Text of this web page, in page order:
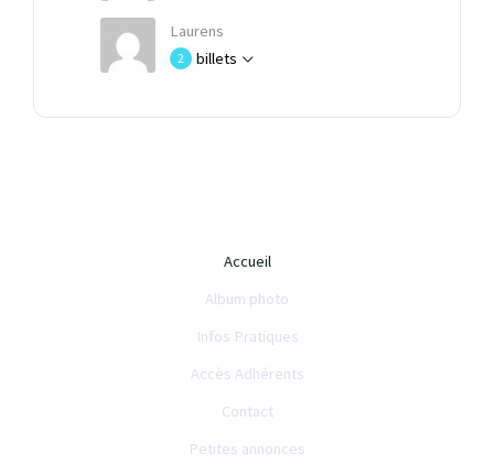
Laurens
2 billets
Accueil
Album photo
Infos Pratiques
Accès Adhérents
Contact
Petites annonces